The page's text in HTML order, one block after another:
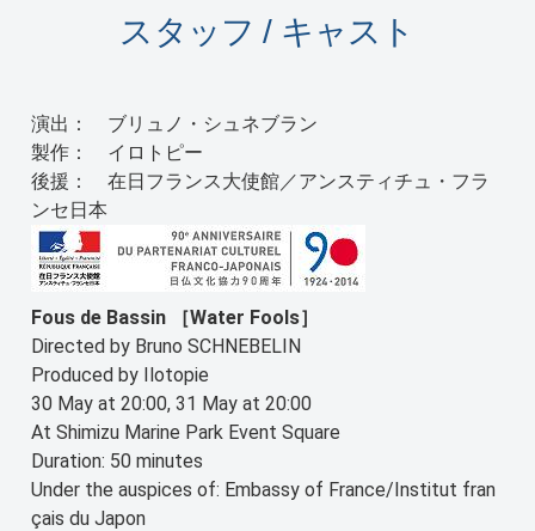
スタッフ / キャスト
演出： ブリュノ・シュネブラン
製作： イロトピー
後援： 在日フランス大使館／アンスティチュ・フラ
ンセ日本
Fous de Bassin ［Water Fools］
Directed by Bruno SCHNEBELIN
Produced by Ilotopie
30 May at 20:00, 31 May at 20:00
At Shimizu Marine Park Event Square
Duration: 50 minutes
Under the auspices of: Embassy of France/Institut fran
çais du Japon